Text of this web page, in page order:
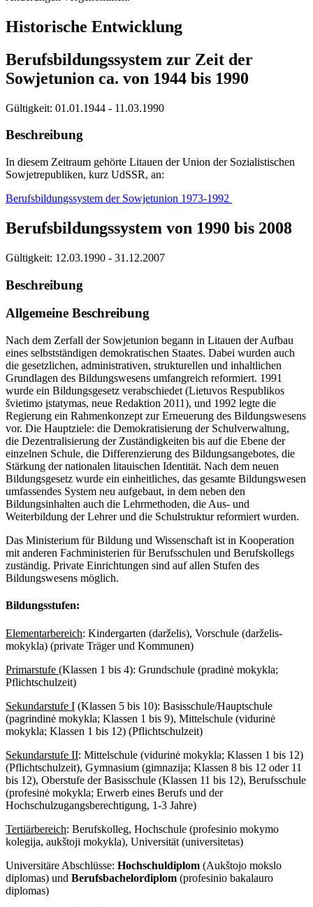
Historische Entwicklung
Berufsbildungssystem zur Zeit der
Sowjetunion ca. von 1944 bis 1990
Gültigkeit: 01.01.1944 - 11.03.1990
Beschreibung
In diesem Zeitraum gehörte Litauen der Union der Sozialistischen
Sowjetrepubliken, kurz UdSSR, an:
Berufsbildungssystem der Sowjetunion 1973-1992
Berufsbildungssystem von 1990 bis 2008
Gültigkeit: 12.03.1990 - 31.12.2007
Beschreibung
Allgemeine Beschreibung
Nach dem Zerfall der Sowjetunion begann in Litauen der Aufbau
eines selbstständigen demokratischen Staates. Dabei wurden auch
die gesetzlichen, administrativen, strukturellen und inhaltlichen
Grundlagen des Bildungswesens umfangreich reformiert. 1991
wurde ein Bildungsgesetz verabschiedet (Lietuvos Respublikos
švietimo įstatymas, neue Redaktion 2011), und 1992 legte die
Regierung ein Rahmenkonzept zur Erneuerung des Bildungswesens
vor. Die Hauptziele: die Demokratisierung der Schulverwaltung,
die Dezentralisierung der Zuständigkeiten bis auf die Ebene der
einzelnen Schule, die Differenzierung des Bildungsangebotes, die
Stärkung der nationalen litauischen Identität. Nach dem neuen
Bildungsgesetz wurde ein einheitliches, das gesamte Bildungswesen
umfassendes System neu aufgebaut, in dem neben den
Bildungsinhalten auch die Lehrmethoden, die Aus- und
Weiterbildung der Lehrer und die Schulstruktur reformiert wurden.
Das Ministerium für Bildung und Wissenschaft ist in Kooperation
mit anderen Fachministerien für Berufsschulen und Berufskollegs
zuständig. Private Einrichtungen sind auf allen Stufen des
Bildungswesens möglich.
Bildungsstufen:
Elementarbereich: Kindergarten (darželis), Vorschule (darželis-
mokykla) (private Träger und Kommunen)
Primarstufe (Klassen 1 bis 4): Grundschule (pradinė mokykla;
Pflichtschulzeit)
Sekundarstufe I (Klassen 5 bis 10): Basisschule/Hauptschule
(pagrindinė mokykla; Klassen 1 bis 9), Mittelschule (vidurinė
mokykla; Klassen 1 bis 12) (Pflichtschulzeit)
Sekundarstufe II: Mittelschule (vidurinė mokykla; Klassen 1 bis 12)
(Pflichtschulzeit), Gymnasium (gimnazija; Klassen 8 bis 12 oder 11
bis 12), Oberstufe der Basisschule (Klassen 11 bis 12), Berufsschule
(profesinė mokykla; Erwerb eines Berufs und der
Hochschulzugangsberechtigung, 1-3 Jahre)
Tertiärbereich: Berufskolleg, Hochschule (profesinio mokymo
kolegija, aukštoji mokykla), Universität (universitetas)
Universitäre Abschlüsse: Hochschuldiplom (Aukštojo mokslo
diplomas) und Berufsbachelordiplom (profesinio bakalauro
diplomas)